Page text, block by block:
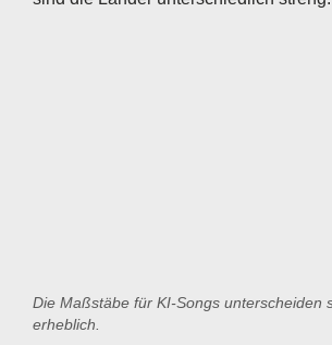
Die Maßstäbe für KI-Songs unterscheiden
erheblich.